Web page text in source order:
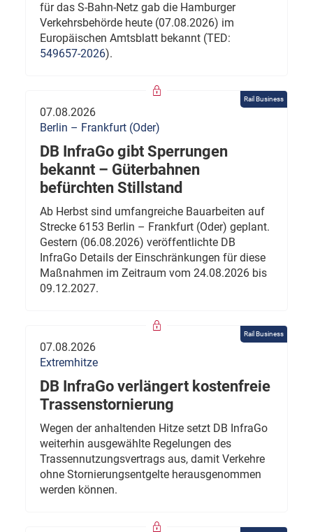
für das S-Bahn-Netz gab die Hamburger
Verkehrsbehörde heute (07.08.2026) im
Europäischen Amtsblatt bekannt (TED:
549657-2026).
Rail Business
07.08.2026
Berlin – Frankfurt (Oder)
DB InfraGo gibt Sperrungen
bekannt – Güterbahnen
befürchten Stillstand
Ab Herbst sind umfangreiche Bauarbeiten auf
Strecke 6153 Berlin – Frankfurt (Oder) geplant.
Gestern (06.08.2026) veröffentlichte DB
InfraGo Details der Einschränkungen für diese
Maßnahmen im Zeitraum vom 24.08.2026 bis
09.12.2027.
Rail Business
07.08.2026
Extremhitze
DB InfraGo verlängert kostenfreie
Trassenstornierung
Wegen der anhaltenden Hitze setzt DB InfraGo
weiterhin ausgewählte Regelungen des
Trassennutzungsvertrags aus, damit Verkehre
ohne Stornierungsentgelte herausgenommen
werden können.